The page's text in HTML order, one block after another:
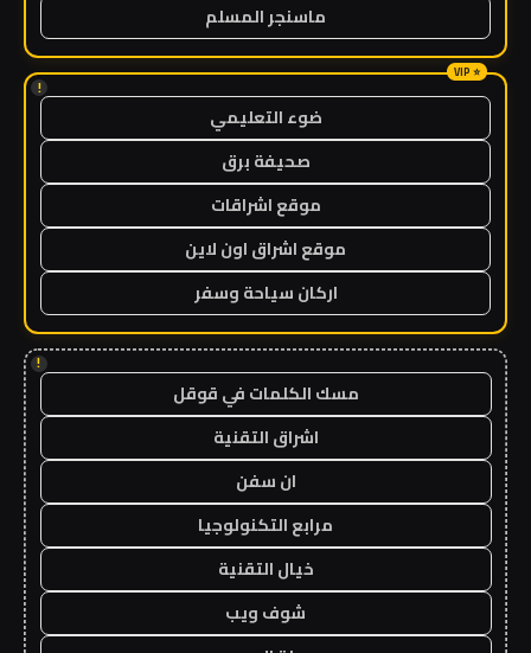
ماسنجر المسلم
!
ضوء التعليمي
صحيفة برق
موقع اشراقات
موقع اشراق اون لاين
اركان سياحة وسفر
!
مسك الكلمات في قوقل
اشراق التقنية
ان سفن
مرابع التكنولوجيا
خيال التقنية
شوف ويب